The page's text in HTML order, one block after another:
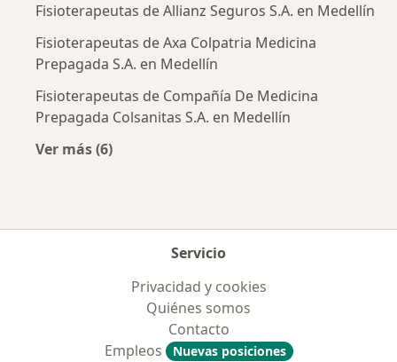
Fisioterapeutas de Allianz Seguros S.A. en Medellín
Fisioterapeutas de Axa Colpatria Medicina
Prepagada S.A. en Medellín
Fisioterapeutas de Compañía De Medicina
Prepagada Colsanitas S.A. en Medellín
Ver más (6)
Servicio
Privacidad y cookies
Quiénes somos
Contacto
Empleos
Nuevas posiciones